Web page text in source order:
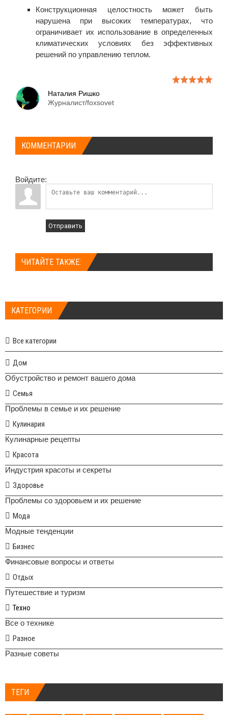
Конструкционная целостность может быть
нарушена при высоких температурах, что
ограничивает их использование в определенных
климатических условиях без эффективных
решений по управлению теплом.
Наталия Ришко
Журналист/foxsovet
КОММЕНТАРИИ
Войдите:
Отправить
ЧИТАЙТЕ ТАКЖЕ:
КАТЕГОРИИ
Все категории
Дом
Обустройство и ремонт вашего дома
Семья
Проблемы в семье и их решение
Кулинария
Кулинарные рецепты
Красота
Индустрия красоты и секреты
Здоровье
Проблемы со здоровьем и их решение
Мода
Модные тенденции
Бизнес
Финансовые вопросы и ответы
Отдых
Путешествие и туризм
Техно
Все о технике
Разное
Разные советы
ТЕГИ